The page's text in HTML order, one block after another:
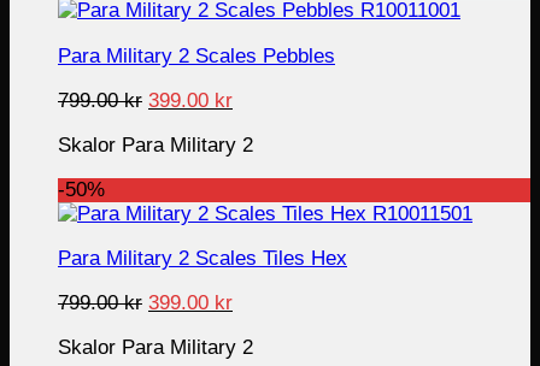
Para Military 2 Scales Pebbles
799.00kr Original
was:
399.00 krCurrent
is:
Skalor Para Military 2
-50%
Para Military 2 Scales Tiles Hex
799.00kr Original
was:
399.00 krCurrent
is:
Skalor Para Military 2